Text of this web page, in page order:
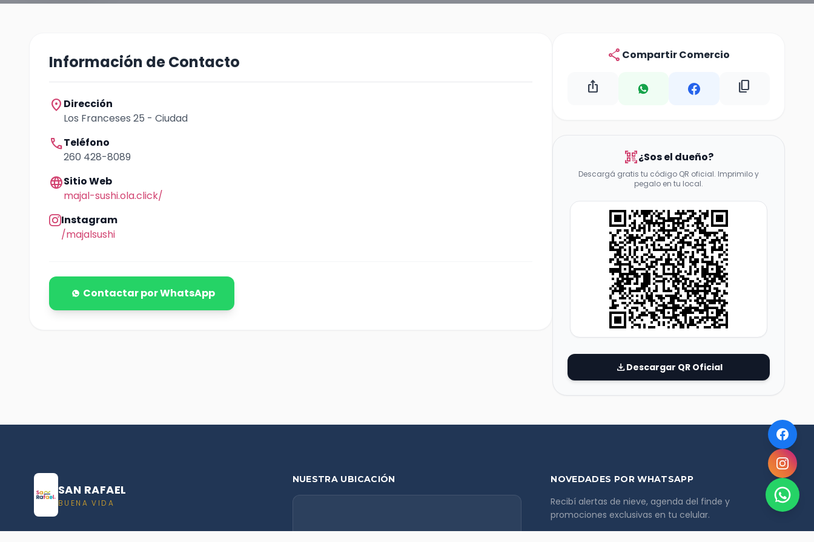
Información de Contacto
location_on Dirección
Los Franceses 25 - Ciudad
callTeléfono
260 428-8089
languageSitio Web
majal-sushi.ola.click/
Instagram
/majalsushi
Contactar por WhatsApp
share Compartir Comercio
ios_share content_copy
qr_code_scanner¿Sos el dueño?
Descargá gratis tu código QR oficial. Imprimilo y
pegalo en tu local.
downloadDescargar QR Oficial
SAN RAFAEL
BUENA VIDA
NUESTRA UBICACIÓN NOVEDADES POR WHATSAPP
Recibí alertas de nieve, agenda del finde y
promociones exclusivas en tu celular.